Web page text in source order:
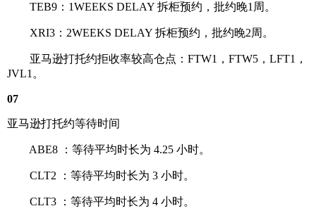
TEB9：1WEEKS DELAY 拆柜预约，批约晚1周。
XRI3：2WEEKS DELAY 拆柜预约，批约晚2周。
亚马逊打托约拒收率较高仓点：FTW1，FTW5，LFT1，
JVL1。
07
亚马逊打托约等待时间
ABE8 ：等待平均时长为 4.25 小时。
CLT2 ：等待平均时长为 3 小时。
CLT3 ：等待平均时长为 4 小时。